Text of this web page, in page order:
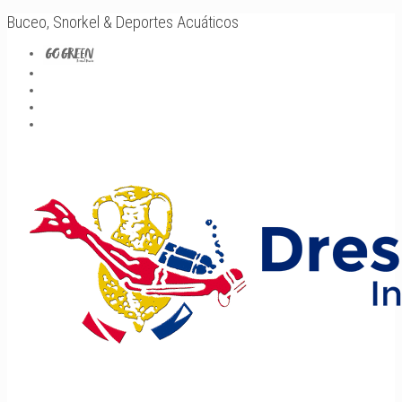
Buceo, Snorkel & Deportes Acuáticos